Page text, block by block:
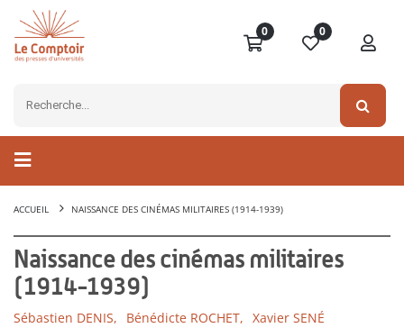
0 0
ACCUEIL NAISSANCE DES CINÉMAS MILITAIRES (1914-1939)
Naissance des cinémas militaires
(1914-1939)
Sébastien DENIS, Bénédicte ROCHET, Xavier SENÉ